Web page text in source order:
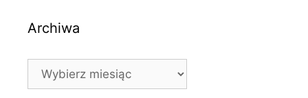
Archiwa
Archiwa